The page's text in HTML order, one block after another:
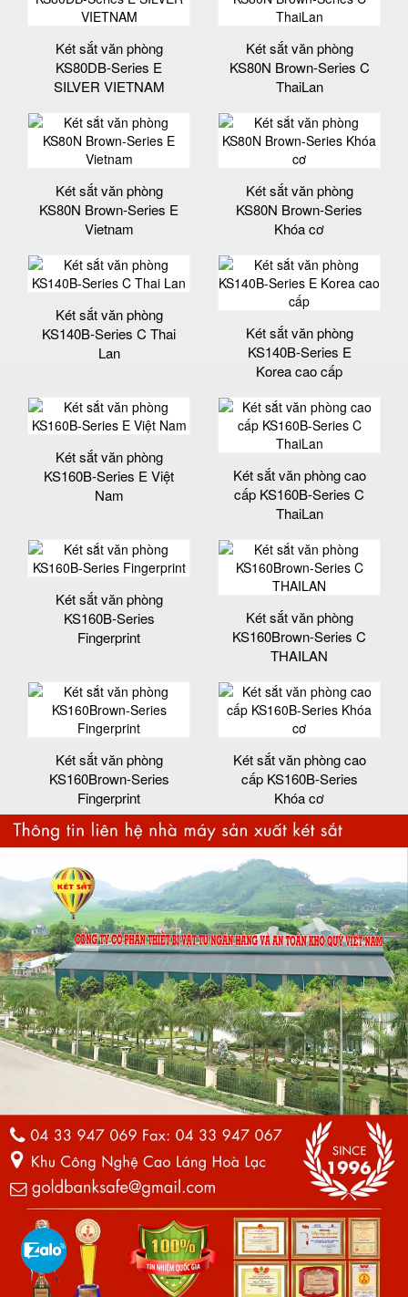
Két sắt văn phòng
KS80DB-Series E
SILVER VIETNAM
Két sắt văn phòng
KS80N Brown-Series C
ThaiLan
Két sắt văn phòng
KS80N Brown-Series E
Vietnam
Két sắt văn phòng
KS80N Brown-Series
Khóa cơ
Két sắt văn phòng
KS140B-Series C Thai
Lan
Két sắt văn phòng
KS140B-Series E
Korea cao cấp
Két sắt văn phòng
KS160B-Series E Việt
Nam
Két sắt văn phòng cao
cấp KS160B-Series C
ThaiLan
Két sắt văn phòng
KS160B-Series
Fingerprint
Két sắt văn phòng
KS160Brown-Series C
THAILAN
Két sắt văn phòng
KS160Brown-Series
Fingerprint
Két sắt văn phòng cao
cấp KS160B-Series
Khóa cơ